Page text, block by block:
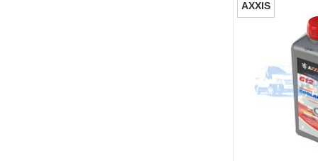
Купити в 1
У вибране
AXXIS